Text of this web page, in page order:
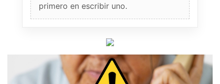
primero en escribir uno.